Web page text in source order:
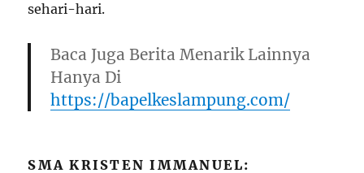
sehari-hari.
Baca Juga Berita Menarik Lainnya
Hanya Di
https://bapelkeslampung.com/
SMA KRISTEN IMMANUEL: